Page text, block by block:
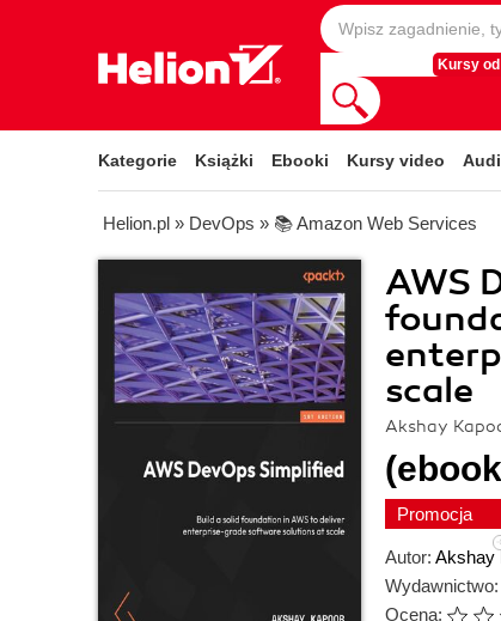
Kursy od
Kategorie Książki Ebooki Kursy video
Helion.pl » DevOps » 📚 Amazon Web Services
AWS
scale
Akshay
Promocja
Autor: Akshay
Wydawnictwo:
Ocena: